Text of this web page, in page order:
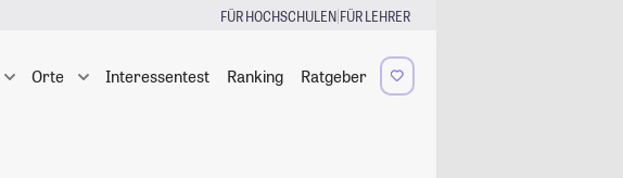
FÜR HOCHSCHULEN|FÜR LEHRER
Orte Interessentest Ranking Ratgeber